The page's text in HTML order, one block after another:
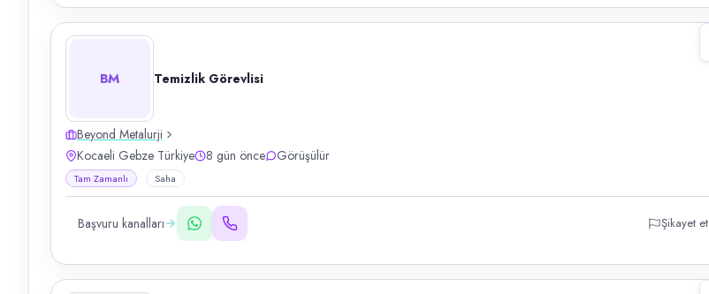
BM Temizlik Görevlisi
Beyond Metalurji
Kocaeli Gebze Türkiye
8 gün önce Görüşülür
Tam Zamanlı Saha
Başvuru kanalları Şikayet et